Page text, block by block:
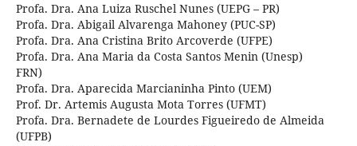
Profa. Dra. Ana Luiza Ruschel Nunes (UEPG – PR)
Profa. Dra. Abigail Alvarenga Mahoney (PUC-SP)
Profa. Dra. Ana Cristina Brito Arcoverde (UFPE)
Profa. Dra. Ana Maria da Costa Santos Menin (Unesp)
FRN)
Profa. Dra. Aparecida Marcianinha Pinto (UEM)
Prof. Dr. Artemis Augusta Mota Torres (UFMT)
Profa. Dra. Bernadete de Lourdes Figueiredo de Almeida
(UFPB)